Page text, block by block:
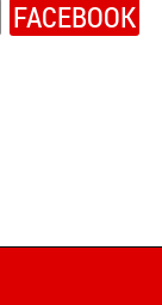
FACEBOOK